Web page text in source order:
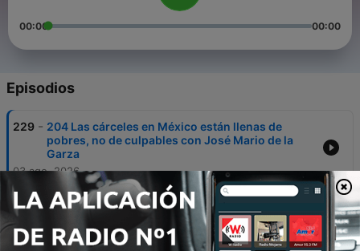
00:00 00:00
Episodios
229 - 204 Las cárceles en México están llenas de
pobres, no de culpables con José Mario de la
Garza
03 ago. 2026
228 - 203 Tengo 65 años y estoy viviendo la mejor
etapa de mi vida con Gloria Calzada
27 jul. 2026